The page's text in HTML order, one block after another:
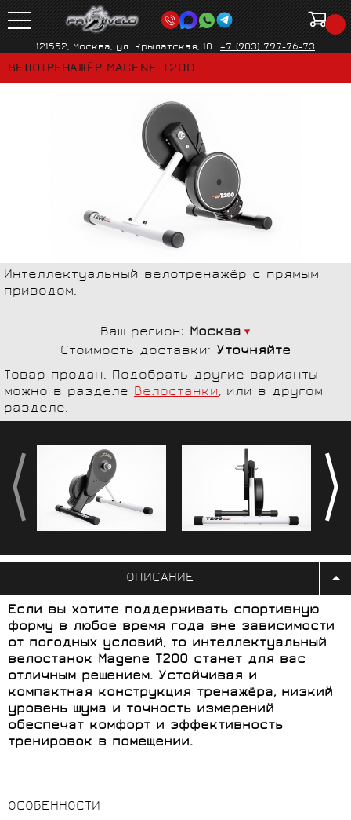
121552, Москва, ул. Крылатская, 10 +7 (903) 797-76-73
ВЕЛОТРЕНАЖЁР MAGENE T200
Интеллектуальный велотренажёр с прямым
приводом.
Ваш регион: Москва
Стоимость доставки: Уточняйте
Товар продан. Подобрать другие варианты
можно в разделе Велостанки, или в другом
разделе.
ОПИСАНИЕ
Если вы хотите поддерживать спортивную
форму в любое время года вне зависимости
от погодных условий, то интеллектуальный
велостанок Magene T200 станет для вас
отличным решением. Устойчивая и
компактная конструкция тренажёра, низкий
уровень шума и точность измерений
обеспечат комфорт и эффективность
тренировок в помещении.
ОСОБЕННОСТИ